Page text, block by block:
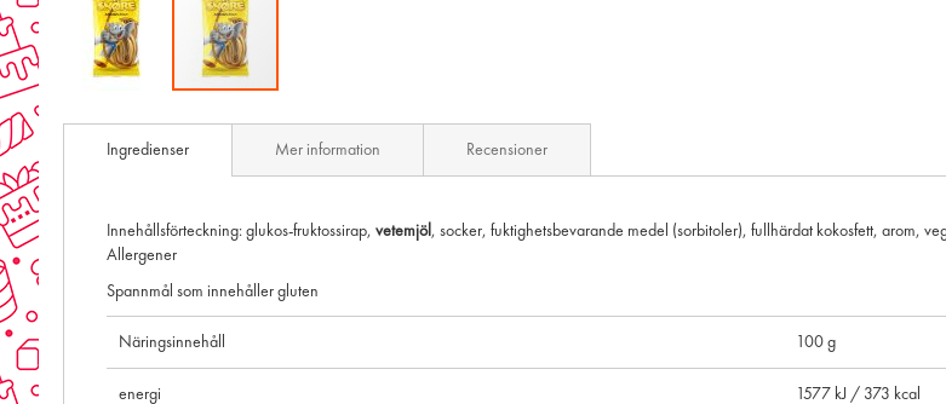
to
Ingredienser
Innehållsförteckning: glukos-fruktossirap, vetemjöl , socker, fuktighetsbevarande medel (sorbitoler), fullhärdat kokosfett, arom,
Allergener
Spannmål som innehåller gluten
Näringsinnehåll 100 g
energi 1577 kJ / 373 kcal
Mer information Recensioner